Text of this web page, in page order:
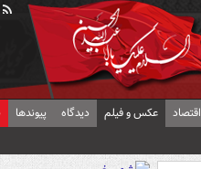
اقتصاد عکس و فیلم دیدگاه پیوندها